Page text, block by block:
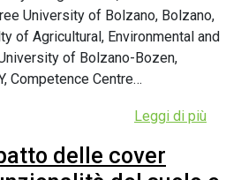
University of Bolzano, Bolzano,
of Agricultural, Environmental and
of Bolzano-Bozen,
Competence Centre…
Leggi di più
delle cover